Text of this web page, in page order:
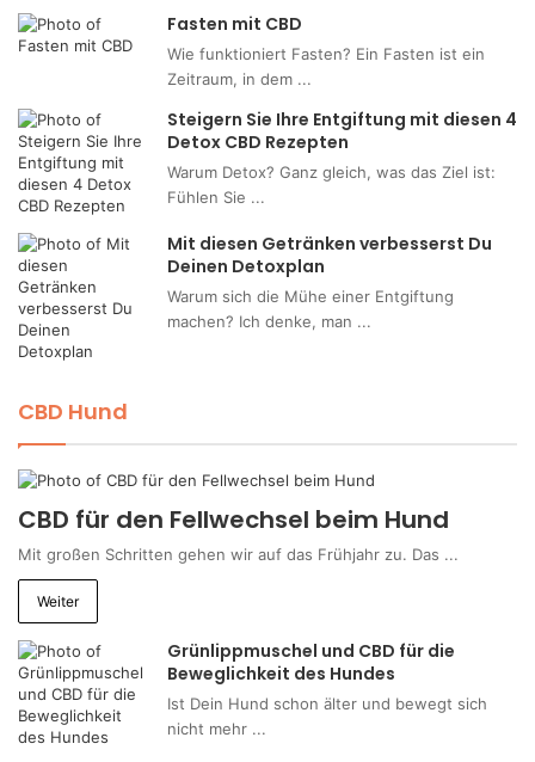
Fasten mit CBD
Wie funktioniert Fasten? Ein Fasten ist ein
Zeitraum, in dem ...
Steigern Sie Ihre Entgiftung mit diesen 4
Detox CBD Rezepten
Warum Detox? Ganz gleich, was das Ziel ist:
Fühlen Sie ...
Mit diesen Getränken verbesserst Du
Deinen Detoxplan
Warum sich die Mühe einer Entgiftung
machen? Ich denke, man ...
CBD Hund
CBD für den Fellwechsel beim Hund
Mit großen Schritten gehen wir auf das Frühjahr zu. Das ...
Weiter
Grünlippmuschel und CBD für die
Beweglichkeit des Hundes
Ist Dein Hund schon älter und bewegt sich
nicht mehr ...